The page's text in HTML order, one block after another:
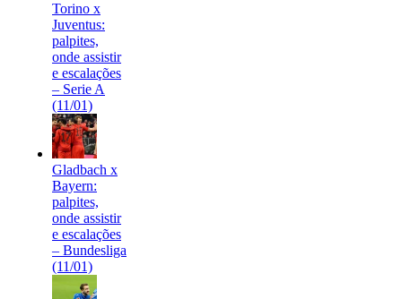
Torino x
Juventus:
palpites,
onde assistir
e escalações
– Serie A
(11/01)
Gladbach x
Bayern:
palpites,
onde assistir
e escalações
– Bundesliga
(11/01)